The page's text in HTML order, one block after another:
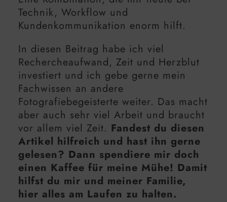
Technik, Workflow und
Kundenkommunikation enorm hilft.
In diesen Beitrag habe ich viel
Rechercheaufwand, Zeit und Herzblut
investiert und ich gebe gerne mein
Fachwissen an andere
Fotografiebegeisterte weiter. Das macht
aber auch sehr viel Arbeit und braucht
vor allem viel Zeit. Fandest du diesen
Artikel hilfreich und hast ihn gerne
gelesen? Dann spendiere mir doch
einen Kaffee für meine Mühe! Damit
hilfst du mir und meiner Familie,
hier alles am Laufen zu halten.